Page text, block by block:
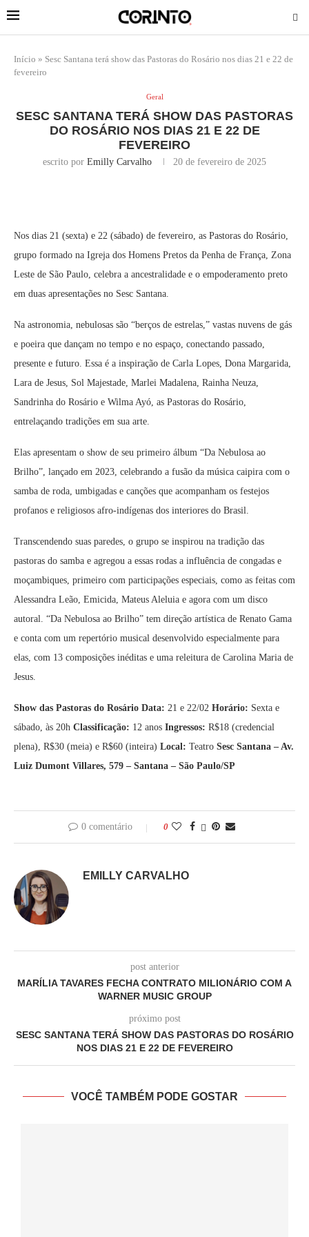
Início » Sesc Santana terá show das Pastoras do Rosário nos dias 21 e 22 de
fevereiro
Geral
SESC SANTANA TERÁ SHOW DAS PASTORAS
DO ROSÁRIO NOS DIAS 21 E 22 DE
FEVEREIRO
escrito por Emilly Carvalho 20 de fevereiro de 2025
Nos dias 21 (sexta) e 22 (sábado) de fevereiro, as Pastoras do Rosário,
grupo formado na Igreja dos Homens Pretos da Penha de França, Zona
Leste de São Paulo, celebra a ancestralidade e o empoderamento preto
em duas apresentações no Sesc Santana.
Na astronomia, nebulosas são “berços de estrelas,” vastas nuvens de gás
e poeira que dançam no tempo e no espaço, conectando passado,
presente e futuro. Essa é a inspiração de Carla Lopes, Dona Margarida,
Lara de Jesus, Sol Majestade, Marlei Madalena, Rainha Neuza,
Sandrinha do Rosário e Wilma Ayó, as Pastoras do Rosário,
entrelaçando tradições em sua arte.
Elas apresentam o show de seu primeiro álbum “Da Nebulosa ao
Brilho”, lançado em 2023, celebrando a fusão da música caipira com o
samba de roda, umbigadas e canções que acompanham os festejos
profanos e religiosos afro-indígenas dos interiores do Brasil.
Transcendendo suas paredes, o grupo se inspirou na tradição das
pastoras do samba e agregou a essas rodas a influência de congadas e
moçambiques, primeiro com participações especiais, como as feitas com
Alessandra Leão, Emicida, Mateus Aleluia e agora com um disco
autoral. “Da Nebulosa ao Brilho” tem direção artística de Renato Gama
e conta com um repertório musical desenvolvido especialmente para
elas, com 13 composições inéditas e uma releitura de Carolina Maria de
Jesus.
Show das Pastoras do Rosário Data: 21 e 22/02 Horário: Sexta e
sábado, às 20h Classificação: 12 anos Ingressos: R$18 (credencial
plena), R$30 (meia) e R$60 (inteira) Local: Teatro Sesc Santana – Av.
Luiz Dumont Villares, 579 – Santana – São Paulo/SP
0 comentário 0
EMILLY CARVALHO
post anterior
MARÍLIA TAVARES FECHA CONTRATO MILIONÁRIO COM A
WARNER MUSIC GROUP
próximo post
SESC SANTANA TERÁ SHOW DAS PASTORAS DO ROSÁRIO
NOS DIAS 21 E 22 DE FEVEREIRO
VOCÊ TAMBÉM PODE GOSTAR